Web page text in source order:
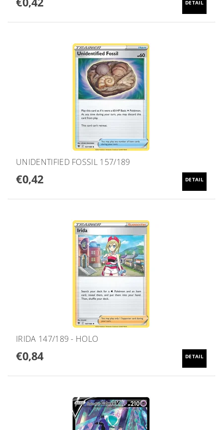
DETAIL
UNIDENTIFIED FOSSIL 157/189
€0,42 DETAIL
IRIDA 147/189 - HOLO
€0,84 DETAIL